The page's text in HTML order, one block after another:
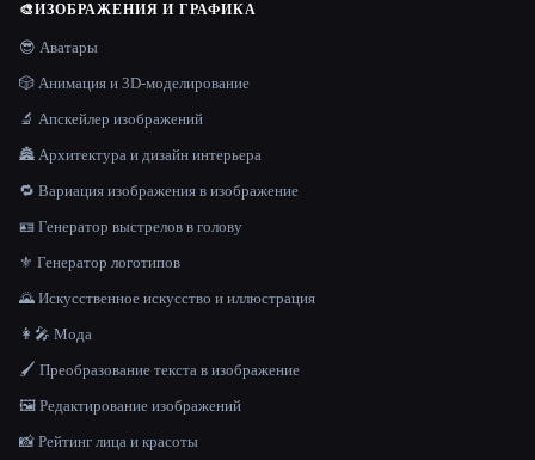
🎨ИЗОБРАЖЕНИЯ И ГРАФИКА
😎 Аватары
🎲 Анимация и 3D-моделирование
🔬 Апскейлер изображений
🏯 Архитектура и дизайн интерьера
🔁 Вариация изображения в изображение
🪪 Генератор выстрелов в голову
⚜️ Генератор логотипов
🌄 Искусственное искусство и иллюстрация
👩‍🎤 Мода
🖌️ Преобразование текста в изображение
🖼️ Редактирование изображений
📸 Рейтинг лица и красоты